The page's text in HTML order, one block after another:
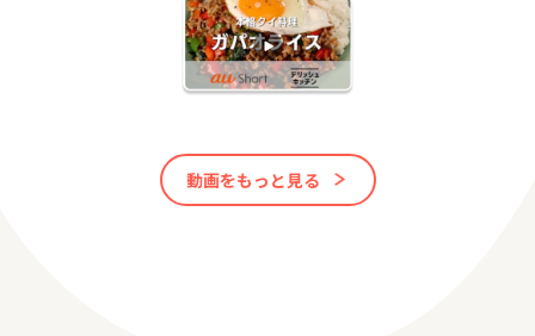
動画をもっと見る